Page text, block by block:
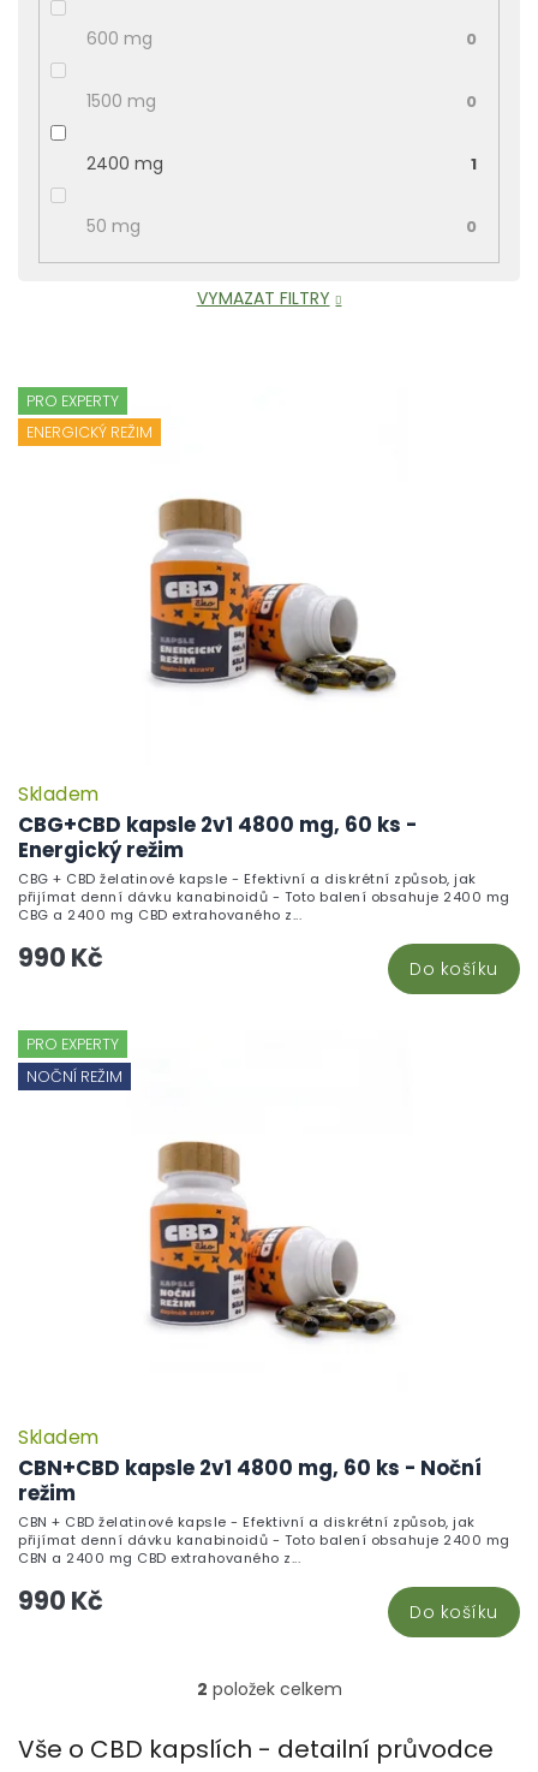
600 mg 0
1500 mg 0
2400 mg 1
50 mg 0
VYMAZAT FILTRY
V
ý
p
PRO EXPERTY
ENERGICKÝ REŽIM
CBG+CBD kapsle 2v1 4800 mg, 60 ks -
Energický režim
Skladem
990 Kč Do košíku
CBG + CBD želatinové kapsle - Efektivní a diskrétní způsob, jak
přijímat denní dávku kanabinoidů - Toto balení obsahuje 2400 mg
CBG a 2400 mg CBD extrahovaného z...
PRO EXPERTY
NOČNÍ REŽIM
CBN+CBD kapsle 2v1 4800 mg, 60 ks - Noční
režim
Skladem
990 Kč Do košíku
CBN + CBD želatinové kapsle - Efektivní a diskrétní způsob, jak
přijímat denní dávku kanabinoidů - Toto balení obsahuje 2400 mg
CBN a 2400 mg CBD extrahovaného z...
O
l
2 položek celkem
Vše o CBD kapslích - detailní průvodce